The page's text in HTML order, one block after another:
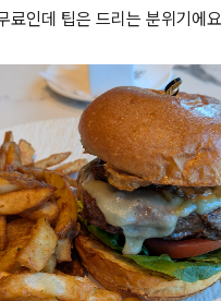
료인데 팁은 드리는 분위기에